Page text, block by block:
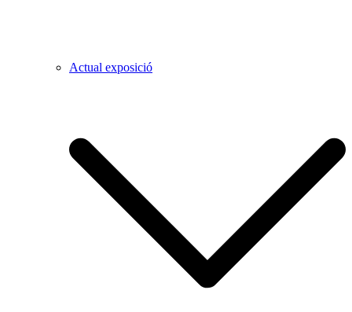
Actual exposició